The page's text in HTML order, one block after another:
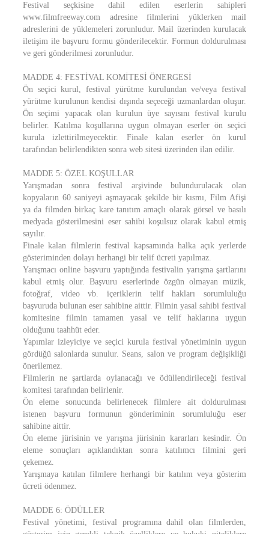
Festival seçkisine dahil edilen eserlerin sahipleri
www.filmfreeway.com adresine filmlerini yüklerken mail
adreslerini de yüklemeleri zorunludur. Mail üzerinden kurulacak
iletişim ile başvuru formu gönderilecektir. Formun doldurulması
ve geri gönderilmesi zorunludur.
MADDE 4: FESTİVAL KOMİTESİ ÖNERGESİ
Ön seçici kurul, festival yürütme kurulundan ve/veya festival
yürütme kurulunun kendisi dışında seçeceği uzmanlardan oluşur.
Ön seçimi yapacak olan kurulun üye sayısını festival kurulu
belirler. Katılma koşullarına uygun olmayan eserler ön seçici
kurula izlettirilmeyecektir. Finale kalan eserler ön kurul
tarafından belirlendikten sonra web sitesi üzerinden ilan edilir.
MADDE 5: ÖZEL KOŞULLAR
Yarışmadan sonra festival arşivinde bulundurulacak olan
kopyaların 60 saniyeyi aşmayacak şekilde bir kısmı, Film Afişi
ya da filmden birkaç kare tanıtım amaçlı olarak görsel ve basılı
medyada gösterilmesini eser sahibi koşulsuz olarak kabul etmiş
sayılır.
Finale kalan filmlerin festival kapsamında halka açık yerlerde
gösteriminden dolayı herhangi bir telif ücreti yapılmaz.
Yarışmacı online başvuru yaptığında festivalin yarışma şartlarını
kabul etmiş olur. Başvuru eserlerinde özgün olmayan müzik,
fotoğraf, video vb. içeriklerin telif hakları sorumluluğu
başvuruda bulunan eser sahibine aittir. Filmin yasal sahibi festival
komitesine filmin tamamen yasal ve telif haklarına uygun
olduğunu taahhüt eder.
Yapımlar izleyiciye ve seçici kurula festival yönetiminin uygun
gördüğü salonlarda sunulur. Seans, salon ve program değişikliği
önerilemez.
Filmlerin ne şartlarda oylanacağı ve ödüllendirileceği festival
komitesi tarafından belirlenir.
Ön eleme sonucunda belirlenecek filmlere ait doldurulması
istenen başvuru formunun gönderiminin sorumluluğu eser
sahibine aittir.
Ön eleme jürisinin ve yarışma jürisinin kararları kesindir. Ön
eleme sonuçları açıklandıktan sonra katılımcı filmini geri
çekemez.
Yarışmaya katılan filmlere herhangi bir katılım veya gösterim
ücreti ödenmez.
MADDE 6: ÖDÜLLER
Festival yönetimi, festival programına dahil olan filmlerden,